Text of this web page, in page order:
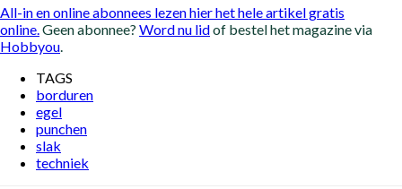
All-in en online abonnees lezen hier het hele artikel gratis
online.Geen abonnee? Word nu lidof bestel het magazine via
Hobbyou.
TAGS
borduren
egel
punchen
slak
techniek